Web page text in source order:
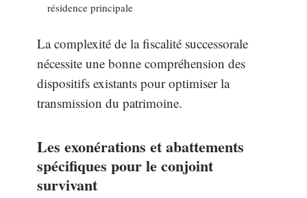
résidence principale
La complexité de la fiscalité successorale
nécessite une bonne compréhension des
dispositifs existants pour optimiser la
transmission du patrimoine.
Les exonérations et abattements
spécifiques pour le conjoint
survivant